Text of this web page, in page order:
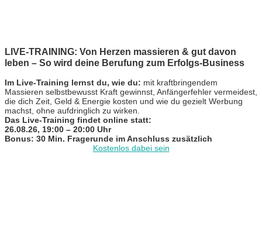
LIVE-TRAINING: Von Herzen massieren & gut davon
leben – So wird deine Berufung zum Erfolgs-Business
Im Live-Training lernst du, wie du: mit kraftbringendem
Massieren selbstbewusst Kraft gewinnst, Anfängerfehler vermeidest,
die dich Zeit, Geld & Energie kosten und wie du gezielt Werbung
machst, ohne aufdringlich zu wirken.
Das Live-Training findet online statt:
26.08.26, 19:00 – 20:00 Uhr
Bonus: 30 Min. Fragerunde im Anschluss zusätzlich
Kostenlos dabei sein